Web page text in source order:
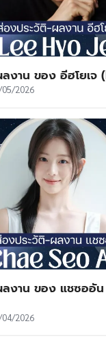
งาน ของ อีฮโยเจ
05/2026
งาน ของ แชซออั
04/2026